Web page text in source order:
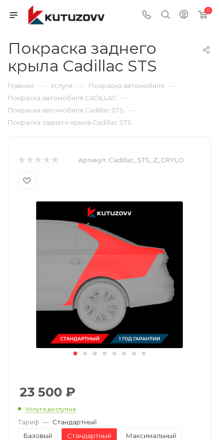
0
Покраска заднего
крыла Cadillac STS
Главная — Услуги — Покраска автомобиля —
Покраска автомобиля CADILLAC —
Покраска автомобиля Cadillac STS —
Покраска заднего крыла Cadillac STS
Артикул: Cadillac_STS_Z_CRYLO
23 500 ₽
Услуга доступна
Тариф — Стандартный
Базовый
Стандартный Максимальный